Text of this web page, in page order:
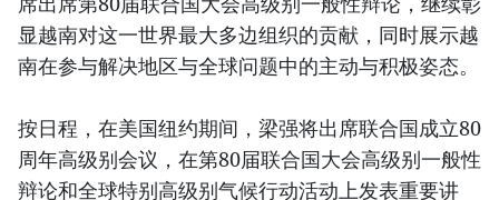
显越南对这一世界最大多边组织的贡献，同时展示越
南在参与解决地区与全球问题中的主动与积极姿态。
按日程，在美国纽约期间，梁强将出席联合国成立80
周年高级别会议，在第80届联合国大会高级别一般性
辩论和全球特别高级别气候行动活动上发表重要讲